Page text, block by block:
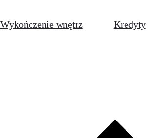
Wykończenie wnętrz Kredyty